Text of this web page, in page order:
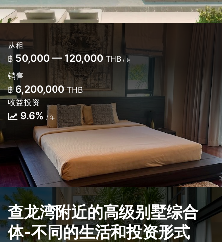
从租
฿ 50,000 — 120,000THB / 月
销售
฿ 6,200,000THB
收益投资
9.6% / 年
查龙湾附近的高级别墅综合
体-不同的生活和投资形式